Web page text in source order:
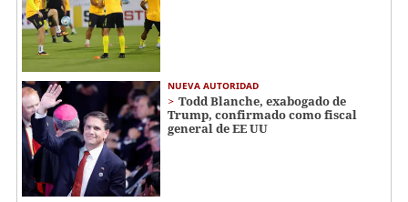
NUEVA AUTORIDAD
Todd Blanche, exabogado de
Trump, confirmado como fiscal
general de EE UU